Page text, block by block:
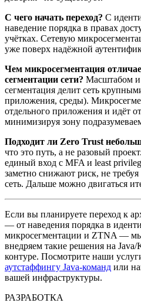
С чего начать переход? С
наведение порядка в правах
учётках. Сетевую
уже поверх надёжной
Чем микросегментация
сегментации сети? Масштабом и
сегментация делит сеть
приложения, среды).
отдельного приложения и идёт
минимизируя зону
Подходит ли Zero Trust
что это путь, а не разовый
единый вход с MFA и least
заметно снижают риск, не требуя
сеть. Дальше можно двигаться
Если вы планируете переход к
— от наведения порядка в
микросегментации и ZTNA —
внедряем такие решения на
контуре. Посмотрите наши
аутстаффингу Java-команд или
вашей инфраструктуры.
РАЗРАБОТКА